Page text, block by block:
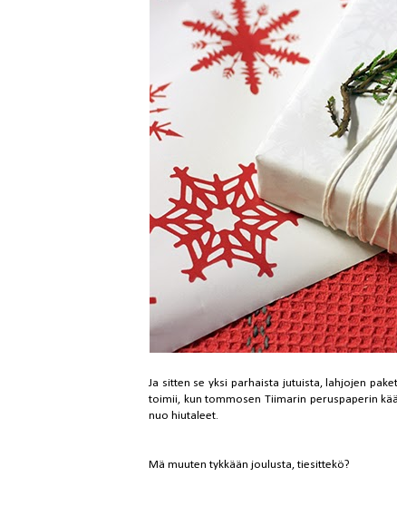
Ja sitten se yksi parhaista jutuista, lahjojen
toimii, kun tommosen Tiimarin peruspaperin
nuo hiutaleet.
Mä muuten tykkään joulusta, tiesittekö?